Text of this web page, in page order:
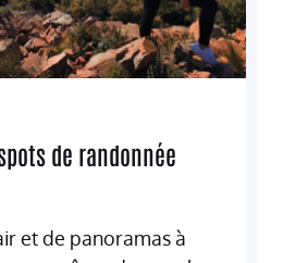
de randonnée
et de panoramas à